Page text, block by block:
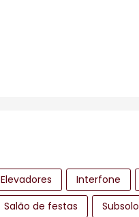
Elevadores Interfone
Salão de festas Subsolo